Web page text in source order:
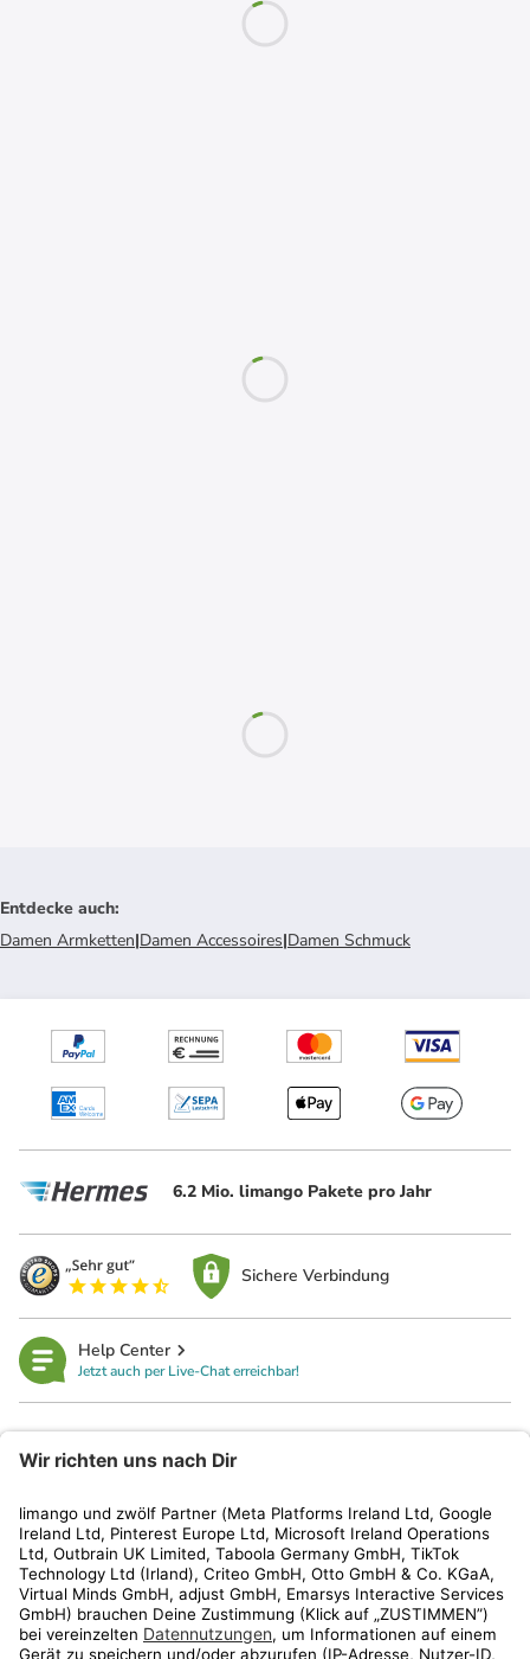
Entdecke auch:
Damen Armketten|Damen Accessoires|Damen Schmuck
6.2 Mio. limango Pakete pro Jahr
Sichere Verbindung
Help Center
Jetzt auch per Live-Chat erreichbar!
Kundenservice
Shop
Aktionen